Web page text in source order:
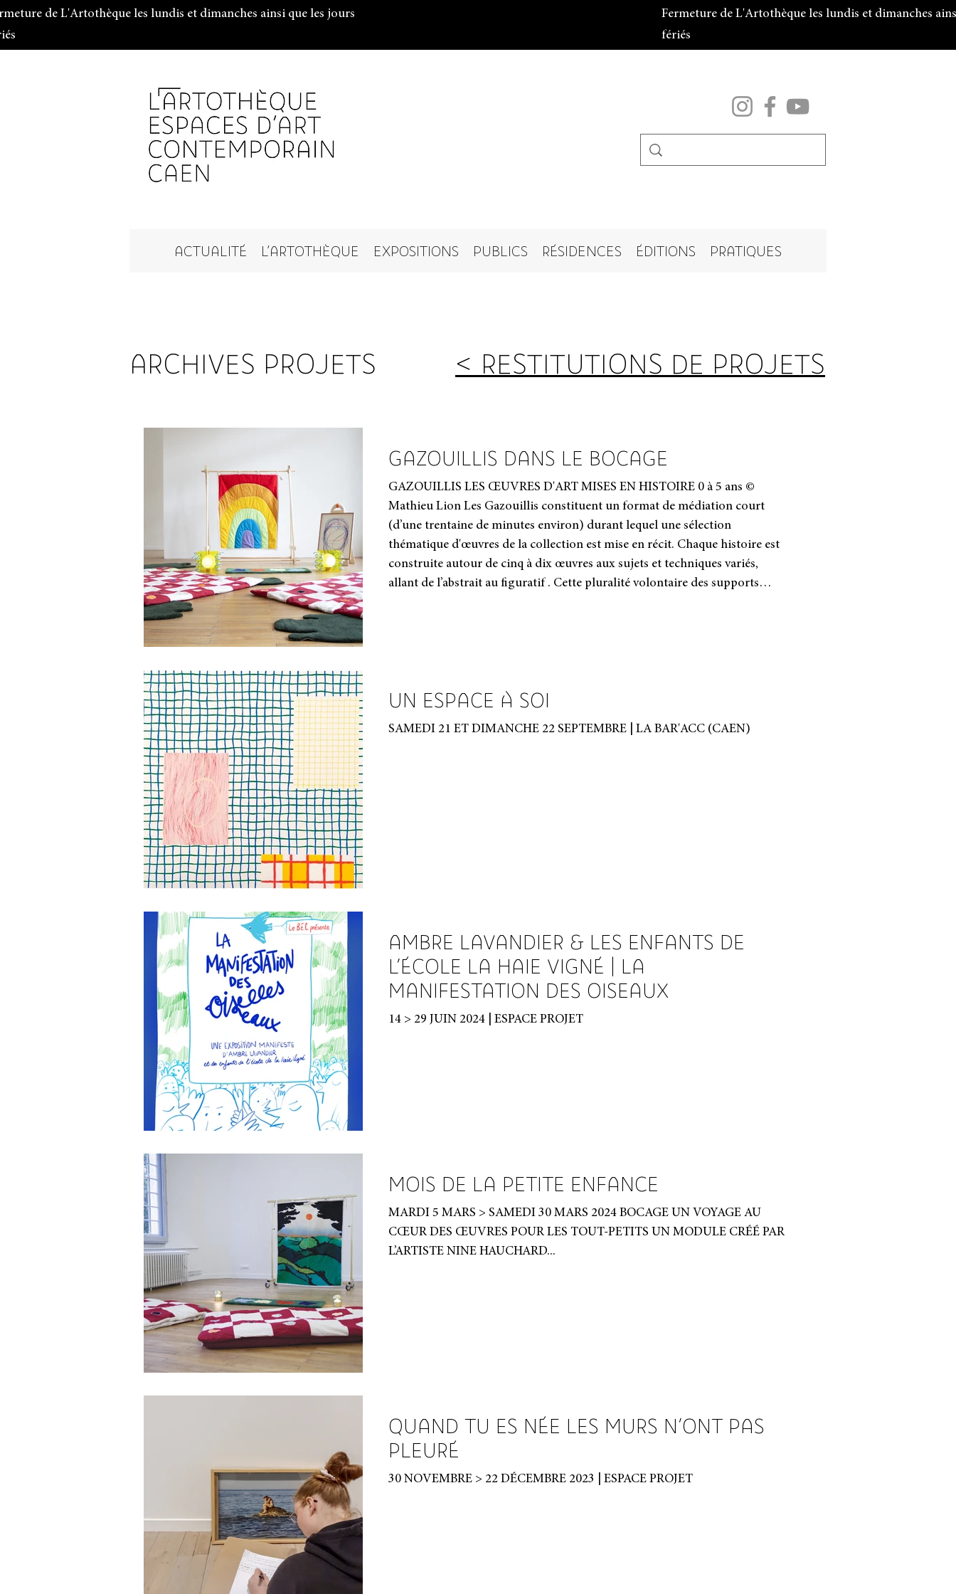
de L'Artothèque les lundis et dimanches ainsi que les jours
Fermeture de L'Artothèque les lundis et dimanches
fériés
ACTUALITÉ L'ARTOTHÈQUE EXPOSITIONS PUBLICS RÉSIDENCES ÉDITIONS PRATIQUES
ARCHIVES PROJETS < RESTITUTIONS DE PROJETS
GAZOUILLIS DANS LE BOCAGE
GAZOUILLIS LES ŒUVRES D'ART MISES EN HISTOIRE 0 à 5 ans ©
Mathieu Lion Les Gazouillis constituent un format de médiation court
(d’une trentaine de minutes environ) durant lequel une sélection
thématique d'œuvres de la collection est mise en récit. Chaque histoire est
construite autour de cinq à dix œuvres aux sujets et techniques variés,
allant de l’abstrait au figuratif . Cette pluralité volontaire des supports
UN ESPACE À SOI
SAMEDI 21 ET DIMANCHE 22 SEPTEMBRE | LA BAR'ACC (CAEN)
AMBRE LAVANDIER & LES ENFANTS DE
L’ÉCOLE LA HAIE VIGNÉ | LA
MANIFESTATION DES OISEAUX
14 > 29 JUIN 2024 | ESPACE PROJET
MOIS DE LA PETITE ENFANCE
MARDI 5 MARS > SAMEDI 30 MARS 2024 BOCAGE UN VOYAGE AU
CŒUR DES ŒUVRES POUR LES TOUT-PETITS UN MODULE CRÉÉ PAR
L’ARTISTE NINE HAUCHARD...
QUAND TU ES NÉE LES MURS N’ONT PAS
PLEURÉ
30 NOVEMBRE > 22 DÉCEMBRE 2023 | ESPACE PROJET